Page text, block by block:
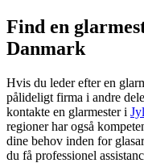
Find en
Danmark
Hvis du leder efter en
pålideligt firma i andre
kontakte en glarmester i
regioner har også
dine behov inden for
du få professionel